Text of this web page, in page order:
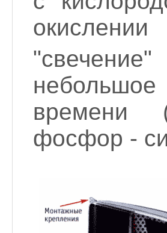
времени
фосфор -